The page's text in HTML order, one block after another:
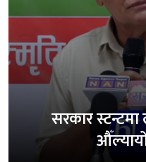
सरकार